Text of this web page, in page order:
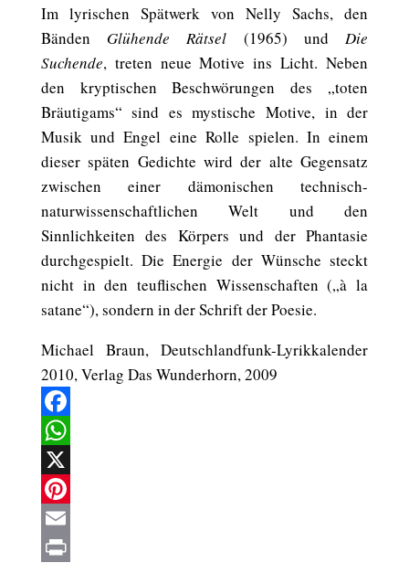
Im lyrischen Spätwerk von Nelly Sachs, den
Bänden Glühende Rätsel (1965) undDie
Suchende, treten neue Motive ins Licht. Neben
den kryptischen Beschwörungen des „toten
Bräutigams“ sind es mystische Motive, in der
Musik und Engel eine Rolle spielen. In einem
dieser späten Gedichte wird der alte Gegensatz
zwischen einer dämonischen technisch-
naturwissenschaftlichen Welt und den
Sinnlichkeiten des Körpers und der Phantasie
durchgespielt. Die Energie der Wünsche steckt
nicht in den teuflischen Wissenschaften („à la
satane“), sondern in der Schrift der Poesie.
Michael Braun, Deutschlandfunk-Lyrikkalender
2010, Verlag Das Wunderhorn, 2009
Facebook
WhatsApp
X
Pinterest
Email